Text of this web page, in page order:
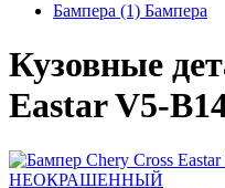
Бампера (1) Бампера
Кузовные
Eastar V5-